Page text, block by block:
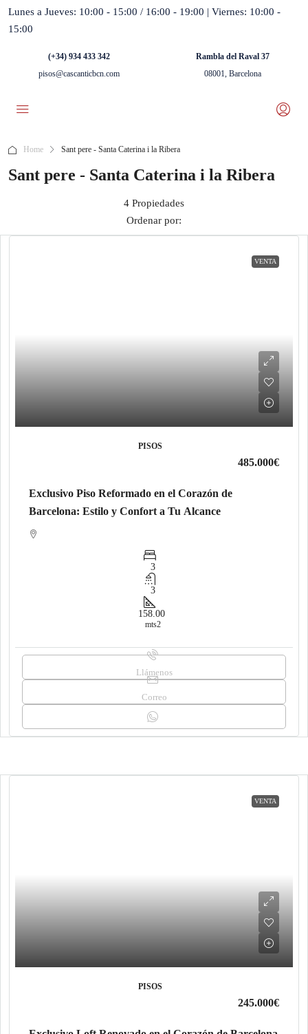
Lunes a Jueves: 10:00 - 15:00 / 16:00 - 19:00 | Viernes: 10:00 -
15:00
(+34) 934 433 342
pisos@cascanticbcn.com
Rambla del Raval 37
08001, Barcelona
Home Sant pere - Santa Caterina i la Ribera
Sant pere - Santa Caterina i la Ribera
4 Propiedades
Ordenar por:
VENTA
PISOS
485.000€
Exclusivo Piso Reformado en el Corazón de
Barcelona: Estilo y Confort a Tu Alcance
3
3
158.00
mts2
Llámenos
Correo
VENTA
PISOS
245.000€